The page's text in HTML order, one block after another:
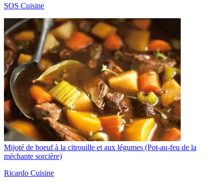
SOS Cuisine
Mijoté de boeuf à la citrouille et aux légumes (Pot-au-feu de la
méchante sorcière)
Ricardo Cuisine